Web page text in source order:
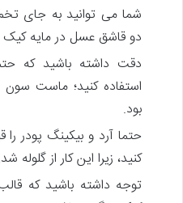
شما می ­توانید به جای
دو قاشق عسل در مایه کیک
دقت داشته باشید که
استفاده کنید؛ ماست سون
بود.
حتما آرد و بیکینگ پودر
کنید، زیرا این کار از
توجه داشته باشید که